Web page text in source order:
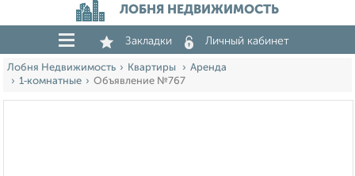
ЛОБНЯ НЕДВИЖИМОСТЬ
Закладки Личный кабинет
Лобня Недвижимость Квартиры
Аренда
1‑комнатные
Объявление №767